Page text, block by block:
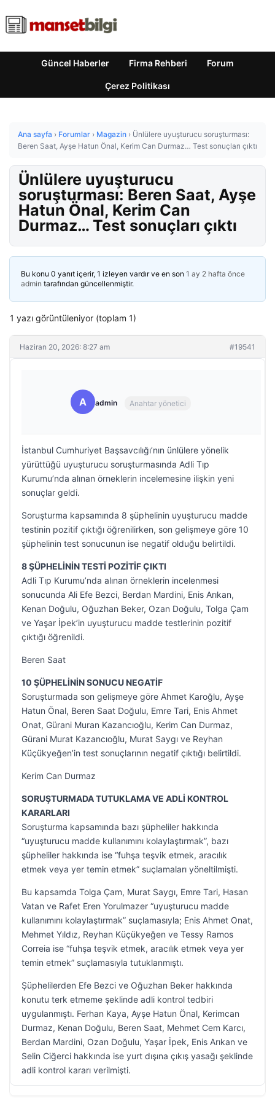
Güncel Haberler Firma Rehberi Forum
Çerez Politikası
Ana sayfa › Forumlar › Magazin › Ünlülere uyuşturucu soruşturması:
Beren Saat, Ayşe Hatun Önal, Kerim Can Durmaz… Test sonuçları çıktı
Ünlülere uyuşturucu
soruşturması: Beren Saat, Ayşe
Hatun Önal, Kerim Can
Durmaz… Test sonuçları çıktı
Bu konu 0 yanıt içerir, 1 izleyen vardır ve en son 1 ay 2 hafta önce
admin tarafından güncellenmiştir.
1 yazı görüntüleniyor (toplam 1)
Haziran 20, 2026: 8:27 am #19541
A admin Anahtar yönetici
İstanbul Cumhuriyet Başsavcılığı’nın ünlülere yönelik
yürüttüğü uyuşturucu soruşturmasında Adli Tıp
Kurumu’nda alınan örneklerin incelemesine ilişkin yeni
sonuçlar geldi.
Soruşturma kapsamında 8 şüphelinin uyuşturucu madde
testinin pozitif çıktığı öğrenilirken, son gelişmeye göre 10
şüphelinin test sonucunun ise negatif olduğu belirtildi.
8 ŞÜPHELİNİN TESTİ POZİTİF ÇIKTI
Adli Tıp Kurumu’nda alınan örneklerin incelenmesi
sonucunda Ali Efe Bezci, Berdan Mardini, Enis Arıkan,
Kenan Doğulu, Oğuzhan Beker, Ozan Doğulu, Tolga Çam
ve Yaşar İpek’in uyuşturucu madde testlerinin pozitif
çıktığı öğrenildi.
Beren Saat
10 ŞÜPHELİNİN SONUCU NEGATİF
Soruşturmada son gelişmeye göre Ahmet Karoğlu, Ayşe
Hatun Önal, Beren Saat Doğulu, Emre Tari, Enis Ahmet
Onat, Gürani Muran Kazancıoğlu, Kerim Can Durmaz,
Gürani Murat Kazancıoğlu, Murat Saygı ve Reyhan
Küçükyeğen’in test sonuçlarının negatif çıktığı belirtildi.
Kerim Can Durmaz
SORUŞTURMADA TUTUKLAMA VE ADLİ KONTROL
KARARLARI
Soruşturma kapsamında bazı şüpheliler hakkında
“uyuşturucu madde kullanımını kolaylaştırmak”, bazı
şüpheliler hakkında ise “fuhşa teşvik etmek, aracılık
etmek veya yer temin etmek” suçlamaları yöneltilmişti.
Bu kapsamda Tolga Çam, Murat Saygı, Emre Tari, Hasan
Vatan ve Rafet Eren Yorulmazer “uyuşturucu madde
kullanımını kolaylaştırmak” suçlamasıyla; Enis Ahmet Onat,
Mehmet Yıldız, Reyhan Küçükyeğen ve Tessy Ramos
Correia ise “fuhşa teşvik etmek, aracılık etmek veya yer
temin etmek” suçlamasıyla tutuklanmıştı.
Şüphelilerden Efe Bezci ve Oğuzhan Beker hakkında
konutu terk etmeme şeklinde adli kontrol tedbiri
uygulanmıştı. Ferhan Kaya, Ayşe Hatun Önal, Kerimcan
Durmaz, Kenan Doğulu, Beren Saat, Mehmet Cem Karcı,
Berdan Mardini, Ozan Doğulu, Yaşar İpek, Enis Arıkan ve
Selin Ciğerci hakkında ise yurt dışına çıkış yasağı şeklinde
adli kontrol kararı verilmişti.